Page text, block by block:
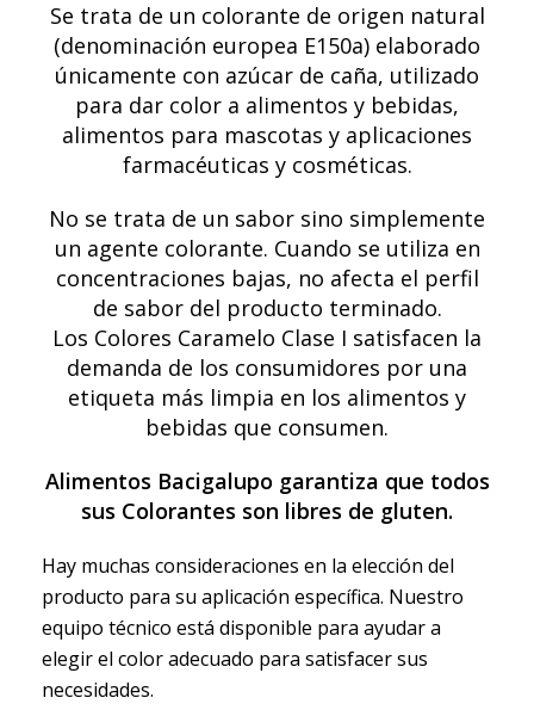
Se trata de un colorante de origen natural
(denominación europea E150a) elaborado
únicamente con azúcar de caña, utilizado
para dar color a alimentos y bebidas,
alimentos para mascotas y aplicaciones
farmacéuticas y cosméticas.
No se trata de un sabor sino simplemente
un agente colorante. Cuando se utiliza en
concentraciones bajas, no afecta el perfil
de sabor del producto terminado.
Los Colores Caramelo Clase I satisfacen la
demanda de los consumidores por una
etiqueta más limpia en los alimentos y
bebidas que consumen.
Alimentos Bacigalupo garantiza que todos
sus Colorantes son libres de gluten.
Hay muchas consideraciones en la elección del
producto para su aplicación específica. Nuestro
equipo técnico está disponible para ayudar a
elegir el color adecuado para satisfacer sus
necesidades.